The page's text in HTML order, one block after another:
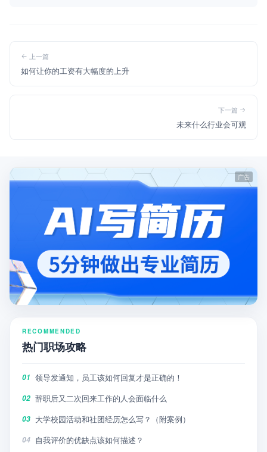
上一篇
如何让你的工资有大幅度的上升
下一篇
未来什么行业会可观
RECOMMENDED
热门职场攻略
01 领导发通知，员工该如何回复才是正确的！
02 辞职后又二次回来工作的人会面临什么
03 大学校园活动和社团经历怎么写？（附案例）
04 自我评价的优缺点该如何描述？